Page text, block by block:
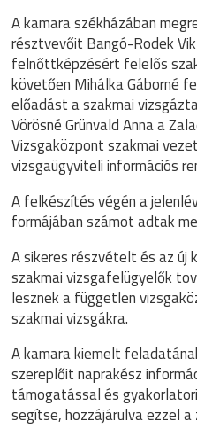
A kamara székházában
résztvevőit Bangó-Rodek
felnőttképzésért felelős
követően Mihálka Gáborné
előadást a szakmai
Vörösné Grünvald Anna a
Vizsgaközpont szakmai
vizsgaügyviteli információs
A felkészítés végén a
formájában számot adtak
A sikeres részvételt és az új
szakmai vizsgafelügyelők
lesznek a független
szakmai vizsgákra.
A kamara kiemelt
szereplőit naprakész
támogatással és
segítse, hozzájárulva ezzel